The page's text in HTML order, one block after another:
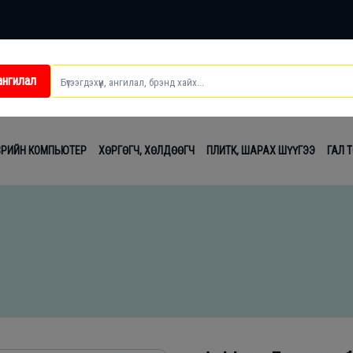
КОМПЬЮТЕР ХӨРГӨГЧ, ХӨЛДӨӨГЧ ПЛИТК, ШАРАХ ШҮҮГЭЭ ГАЛ